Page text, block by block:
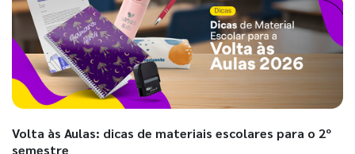
Volta às Aulas: dicas de materiais escolares para o 2º
semestre